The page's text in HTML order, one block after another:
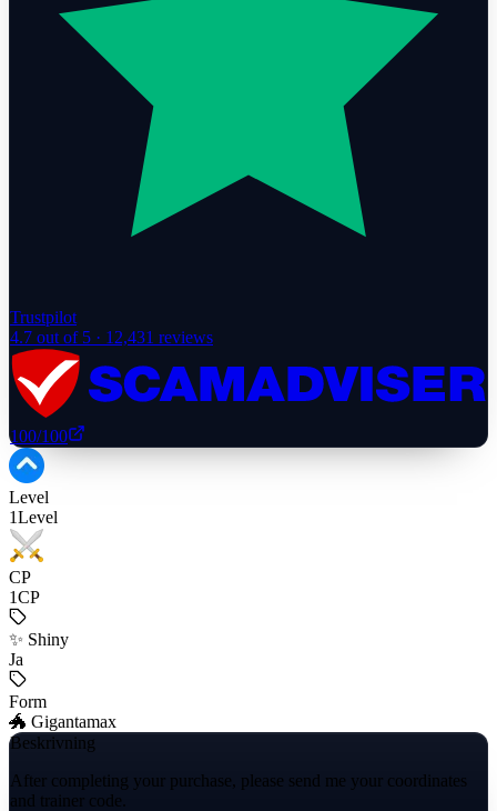
Trustpilot
4.7 out of 5 · 12,431 reviews
100/100
Level
1Level
CP
1CP
✨ Shiny
Ja
Form
🐲 Gigantamax
Beskrivning
After completing your purchase, please send me your coordinates
and trainer code.